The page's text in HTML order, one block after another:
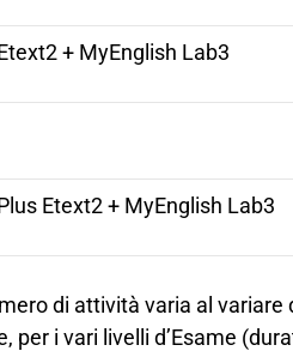
2+ MyEnglish Lab3
Etext2+ MyEnglish Lab3
di attività varia al variare
i vari livelli d’Esame